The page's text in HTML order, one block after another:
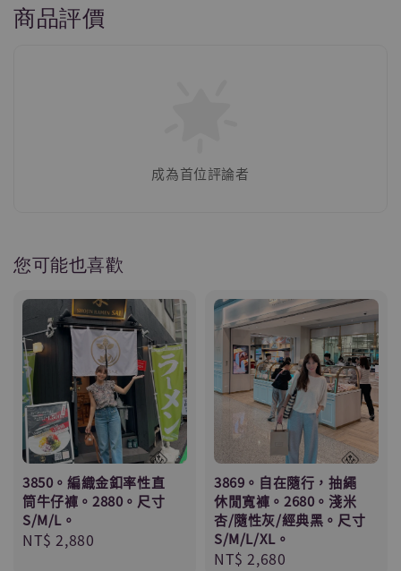
商品評價
成為首位評論者
您可能也喜歡
3850。編織金釦率性直
筒牛仔褲。2880。尺寸
S/M/L。
Regular
NT$ 2,880
3869。自在隨行，抽繩
休閒寬褲。2680。淺米
杏/隨性灰/經典黑。尺寸
S/M/L/XL。
Regular
NT$ 2,680